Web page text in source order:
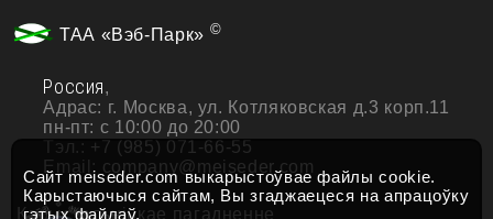
ТАА «Вэб-Парк» ©
Россия,
Адрас: г. Москва, ул. Котляковская д.3 корп.11
пн-пт: с 10:00 до 20:00
Тэл.: +7 (985) 071-66-55
Email: company@meiseder.com
Карыстальніцкае пагадненне
Сайт meiseder.com выкарыстоўвае файлы cookie.
Карыстаючыся сайтам, Вы згаджаецеся на апрацоўку
гэтых файлаў.
та * чис